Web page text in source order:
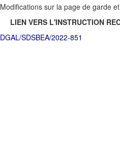
Modifications sur la page de garde
LIEN VERS L'INSTRUCTION
DGAL/SDSBEA/2022-851